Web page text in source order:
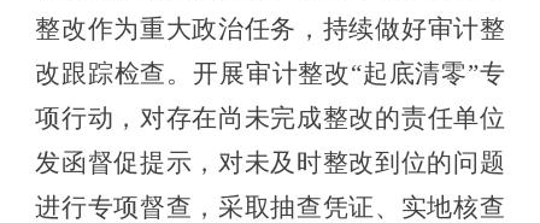
整改作为重大政治任务 ， 持续做好审计整
改跟踪检查。开展审计整改“起底清零”专
项行动， 对存在尚未完成整改的责任单位
发函督促提示，对未及时整改到位的问题
进行专项督查，采取抽查凭证、实地核查